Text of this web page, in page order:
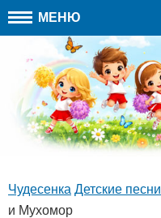
МЕНЮ
Чудесенка Детские песни
и Мухомор